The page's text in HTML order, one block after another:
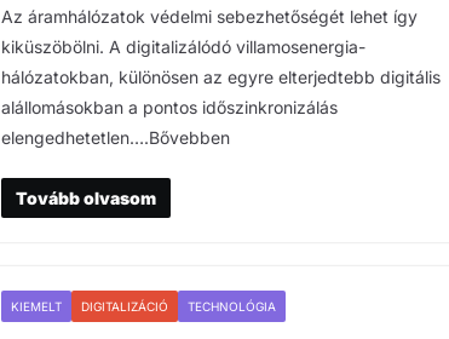
Az áramhálózatok védelmi sebezhetőségét lehet így
kiküszöbölni. A digitalizálódó villamosenergia-
hálózatokban, különösen az egyre elterjedtebb digitális
alállomásokban a pontos időszinkronizálás
elengedhetetlen….Bővebben
Tovább olvasom
KIEMELT DIGITALIZÁCIÓ TECHNOLÓGIA